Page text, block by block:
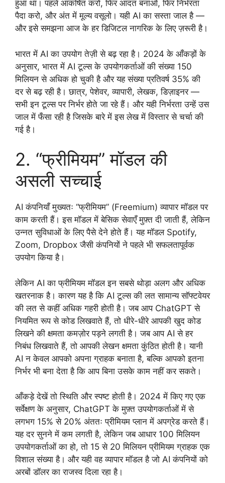
हुआ था। पहले आकर्षित करो, फिर आदत बनाओ, फिर निर्भरता
पैदा करो, और अंत में मूल्य वसूलो। यही AI का सस्ता जाल है —
और इसे समझना आज के हर डिजिटल नागरिक के लिए ज़रूरी है।
भारत में AI का उपयोग तेज़ी से बढ़ रहा है। 2024 के आँकड़ों के
अनुसार, भारत में AI टूल्स के उपयोगकर्ताओं की संख्या 150
मिलियन से अधिक हो चुकी है और यह संख्या प्रतिवर्ष 35% की
दर से बढ़ रही है। छात्र, पेशेवर, व्यापारी, लेखक, डिज़ाइनर —
सभी इन टूल्स पर निर्भर होते जा रहे हैं। और यही निर्भरता उन्हें उस
जाल में फँसा रही है जिसके बारे में इस लेख में विस्तार से चर्चा की
गई है।
2. “फ्रीमियम” मॉडल की
असली सच्चाई
AI कंपनियाँ मुख्यतः “फ्रीमियम” (Freemium) व्यापार मॉडल पर
काम करती हैं। इस मॉडल में बेसिक सेवाएँ मुफ़्त दी जाती हैं, लेकिन
उन्नत सुविधाओं के लिए पैसे देने होते हैं। यह मॉडल Spotify,
Zoom, Dropbox जैसी कंपनियों ने पहले भी सफलतापूर्वक
उपयोग किया है।
लेकिन AI का फ्रीमियम मॉडल इन सबसे थोड़ा अलग और अधिक
खतरनाक है। कारण यह है कि AI टूल्स की लत सामान्य सॉफ्टवेयर
की लत से कहीं अधिक गहरी होती है। जब आप ChatGPT से
नियमित रूप से कोड लिखवाते हैं, तो धीरे-धीरे आपकी खुद कोड
लिखने की क्षमता कमज़ोर पड़ने लगती है। जब आप AI से हर
निबंध लिखवाते हैं, तो आपकी लेखन क्षमता कुंठित होती है। यानी
AI न केवल आपको अपना ग्राहक बनाता है, बल्कि आपको इतना
निर्भर भी बना देता है कि आप बिना उसके काम नहीं कर सकते।
आँकड़े देखें तो स्थिति और स्पष्ट होती है। 2024 में किए गए एक
सर्वेक्षण के अनुसार, ChatGPT के मुफ़्त उपयोगकर्ताओं में से
लगभग 15% से 20% अंततः प्रीमियम प्लान में अपग्रेड करते हैं।
यह दर सुनने में कम लगती है, लेकिन जब आधार 100 मिलियन
उपयोगकर्ताओं का हो, तो 15 से 20 मिलियन प्रीमियम ग्राहक एक
विशाल संख्या है। और यही वह व्यापार मॉडल है जो AI कंपनियों को
अरबों डॉलर का राजस्व दिला रहा है।